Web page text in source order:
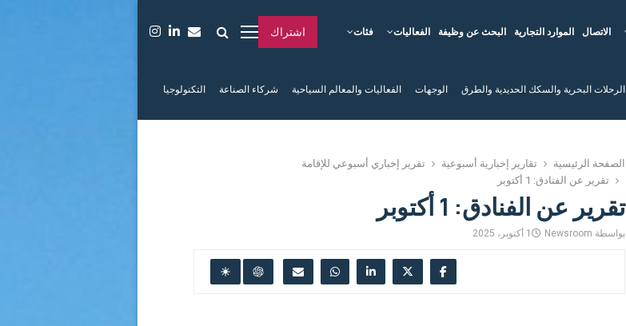
فئات الفعاليات البحث عن وظيفة الموارد التجارية الاتصال اشتراك
الرحلات البحرية والسكك الحديدية والطرق الوجهات الفعاليات والمعالم السياحية شركاء الصناعة التكنولوجيا
الصفحة الرئيسية تقارير إخبارية أسبوعية
تقرير إخباري أسبوعي للإقامة
تقرير عن الفنادق: 1 أكتوبر
تقرير عن الفنادق: 1 أكتوبر
بواسطة Newsroom 1 أكتوبر، 2025